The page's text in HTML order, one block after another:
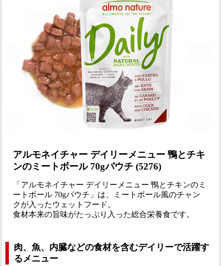
アルモネイチャー デイリーメニュー 鴨とチキ
ンのミートボール 70gパウチ (5276)
「アルモネイチャー デイリーメニュー 鴨とチキンのミ
ートボール 70gパウチ」は、ミートボール風のチャン
クが入ったウェットフード。
食材本来の旨味がたっぷり入った総合栄養食です。
肉、魚、内臓などの食材を含むデイリーで活躍す
るメニュー